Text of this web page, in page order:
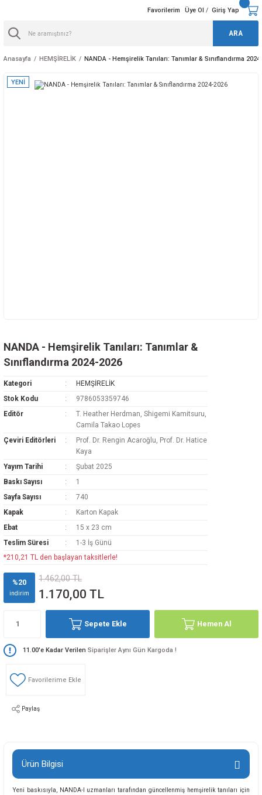
ARA
Favorilerim Üye Ol / Giriş Yap
Anasayfa HEMŞİRELİK NANDA - Hemşirelik Tanıları: Tanımlar & Sınıflandırma
YENİ
NANDA - Hemşirelik Tanıları: Tanımlar &
Sınıflandırma 2024-2026
Kategori
HEMŞİRELİK
Stok Kodu
9786053359746
Editör
T. Heather Herdman, Shigemi Kamitsuru,
Camila Takao Lopes
Çeviri Editörleri
Prof. Dr. Rengin Acaroğlu, Prof. Dr. Hatice
Kaya
Yayım Tarihi
Şubat 2025
Baskı Sayısı
1
Sayfa Sayısı
740
Kapak
Karton Kapak
Ebat
15 x 23 cm
Teslim Süresi
1-3 İş Günü
*210,21 TL den başlayan taksitlerle!
%20
indirim
1.462,00 TL
1.170,00 TL
Sepete Ekle Hemen Al
11.00'e Kadar Verilen Siparişler Aynı Gün Kargoda !
Paylaş
Ürün Bilgisi
Yeni baskısıyla, NANDA-I uzmanları tarafından güncellenmiş hemşirelik tanıları için